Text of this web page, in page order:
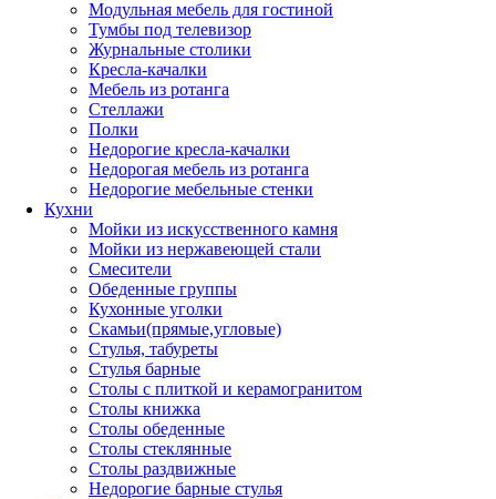
Модульная мебель для гостиной
Тумбы под телевизор
Журнальные столики
Кресла-качалки
Мебель из ротанга
Стеллажи
Полки
Недорогие кресла-качалки
Недорогая мебель из ротанга
Недорогие мебельные стенки
Кухни
Мойки из искусственного камня
Мойки из нержавеющей стали
Смесители
Обеденные группы
Кухонные уголки
Скамьи(прямые,угловые)
Стулья, табуреты
Стулья барные
Столы с плиткой и керамогранитом
Столы книжка
Столы обеденные
Столы стеклянные
Столы раздвижные
Недорогие барные стулья